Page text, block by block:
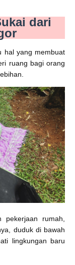
dari
hal yang membuat
ruang bagi orang
pekerjaan rumah,
duduk di bawah
lingkungan baru